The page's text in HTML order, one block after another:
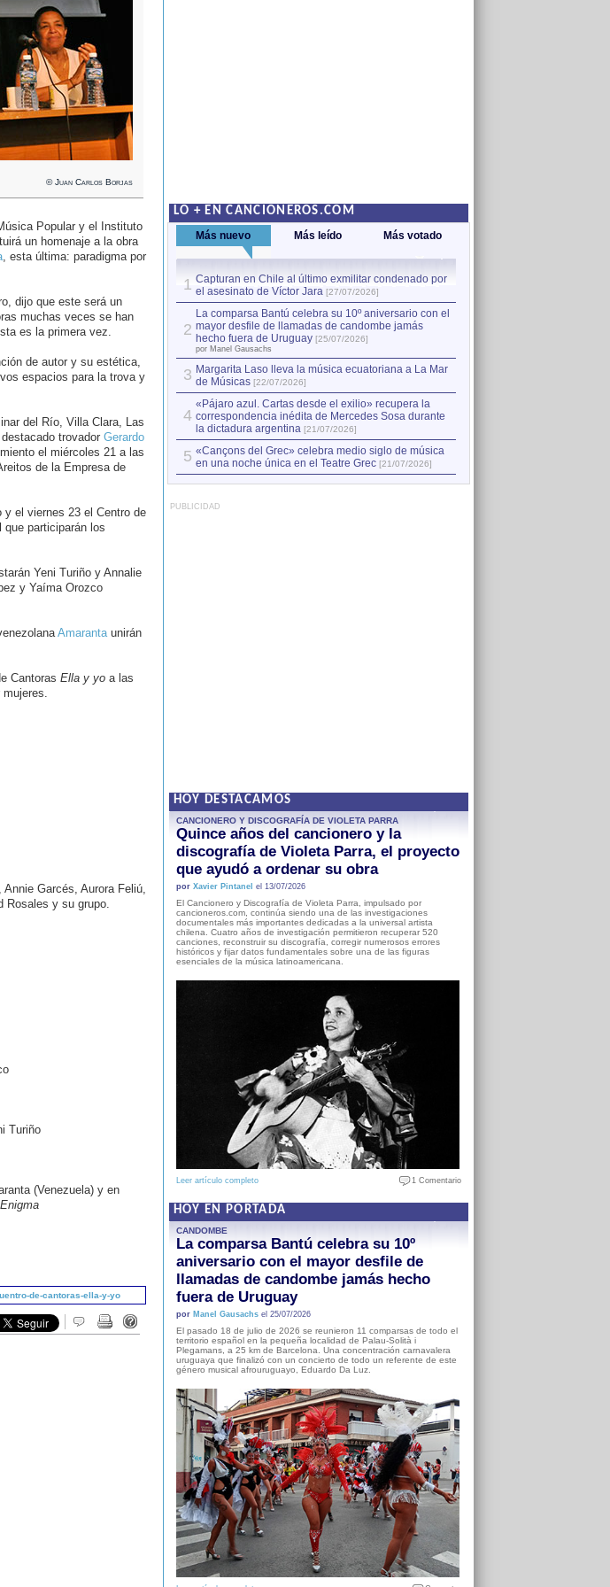
© Juan Carlos Borjas
Popular y el Instituto
un homenaje a la obra
, esta última: paradigma por
dijo que este será un
muchas veces se han
es la primera vez.
de autor y su estética,
espacios para la trova y
del Río, Villa Clara, Las
trovador Gerardo
el miércoles 21 a las
de la Empresa de
y el viernes 23 el Centro de
que participarán los
Yeni Turiño y Annalie
y Yaíma Orozco
Amarantaunirán
Cantoras Ella y yoa las
Garcés, Aurora Feliú,
Rosales y su grupo.
Turiño
(Venezuela) y en
Enigma
de-cantoras-ella-y-yo
LO + EN CANCIONEROS.COM
Más nuevo Más leído Más votado
1 Capturan en Chile al último exmilitar condenado por
el asesinato de Víctor Jara [27/07/2026]
2
La comparsa Bantú celebra su 10º aniversario con el
mayor desfile de llamadas de candombe jamás
hecho fuera de Uruguay [25/07/2026]
por Manel Gausachs
3 Margarita Laso lleva la música ecuatoriana a La Mar
de Músicas [22/07/2026]
4
«Pájaro azul. Cartas desde el exilio» recupera la
correspondencia inédita de Mercedes Sosa durante
la dictadura argentina [21/07/2026]
5 «Cançons del Grec» celebra medio siglo de música
en una noche única en el Teatre Grec [21/07/2026]
PUBLICIDAD
HOY DESTACAMOS
CANCIONERO Y DISCOGRAFÍA DE VIOLETA PARRA
Quince años del cancionero y la
discografía de Violeta Parra, el proyecto
que ayudó a ordenar su obra
por Xavier Pintanel el 13/07/2026
El Cancionero y Discografía de Violeta Parra, impulsado por
cancioneros.com, continúa siendo una de las investigaciones
documentales más importantes dedicadas a la universal artista
chilena. Cuatro años de investigación permitieron recuperar 520
canciones, reconstruir su discografía, corregir numerosos errores
históricos y fijar datos fundamentales sobre una de las figuras
esenciales de la música latinoamericana.
Leer artículo completo 1 Comentario
HOY EN PORTADA
CANDOMBE
La comparsa Bantú celebra su 10º
aniversario con el mayor desfile de
llamadas de candombe jamás hecho
fuera de Uruguay
por Manel Gausachsel 25/07/2026
El pasado 18 de julio de 2026 se reunieron 11 comparsas de todo el
territorio español en la pequeña localidad de Palau-Solità i
Plegamans, a 25 km de Barcelona. Una concentración carnavalera
uruguaya que finalizó con un concierto de todo un referente de este
género musical afrouruguayo, Eduardo Da Luz.